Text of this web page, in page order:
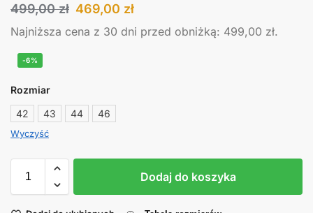
499,00zł 469,00 zł
Najniższa cena z 30 dni przed obniżką: 499,00 zł.
-6%
Rozmiar
42
43 44 46
Wyczyść
Dodaj do koszyka